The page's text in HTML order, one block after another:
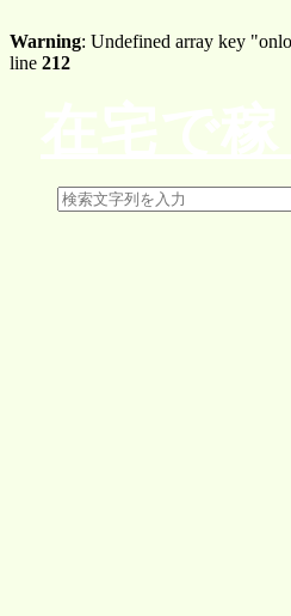
Warning: Undefined array key
line 212